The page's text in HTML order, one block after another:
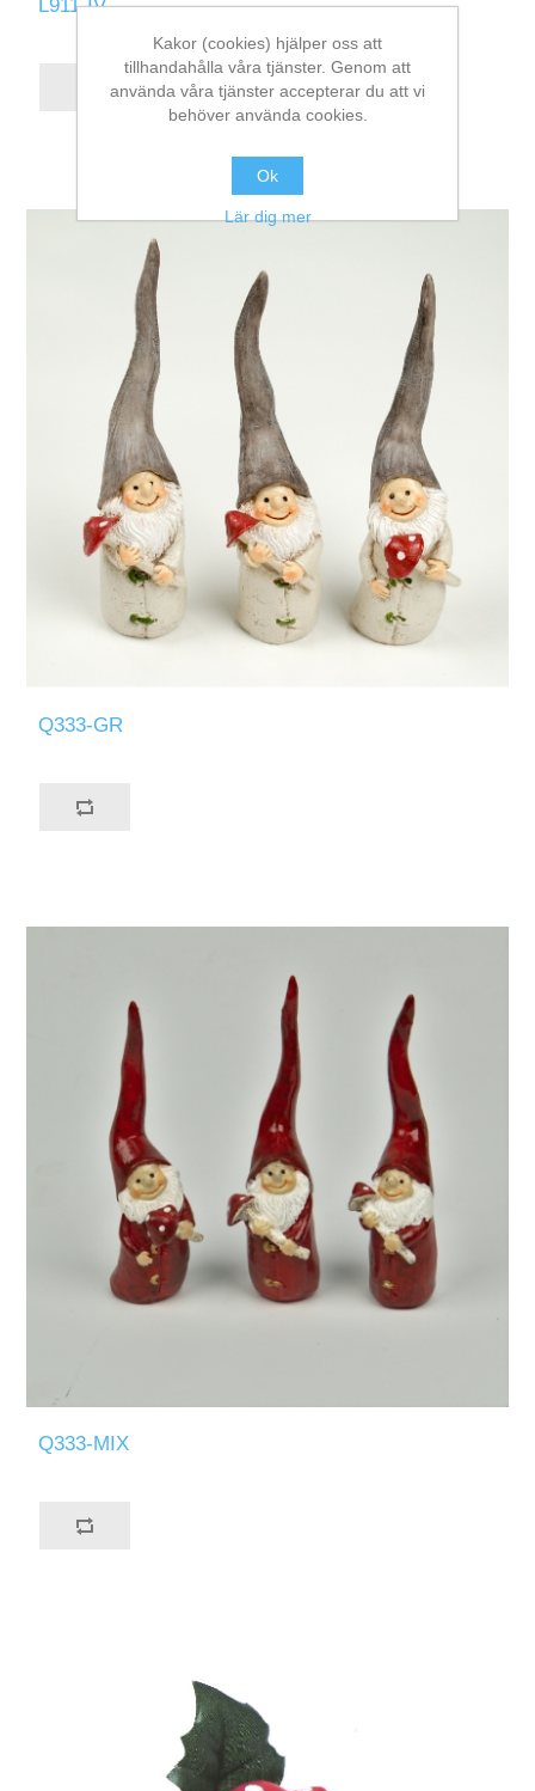
L911-IV
Q333-GR
Q333-MIX
Kakor (cookies) hjälper oss att
tillhandahålla våra tjänster. Genom att
använda våra tjänster accepterar du att vi
behöver använda cookies.
Ok
Lär dig mer